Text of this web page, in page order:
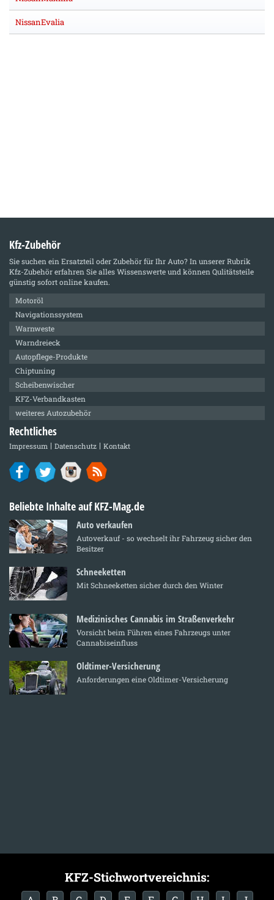
NissanEvalia
Kfz-Zubehör
Sie suchen ein Ersatzteil oder Zubehör für Ihr Auto? In unserer Rubrik
Kfz-Zubehörerfahren Sie alles Wissenswerte und können Qulitätsteile
günstig sofort online kaufen.
Motoröl
Navigationssystem
Warnweste
Warndreieck
Autopflege-Produkte
Chiptuning
Scheibenwischer
KFZ-Verbandkasten
weiteres Autozubehör
Rechtliches
Impressum Datenschutz Kontakt
Beliebte Inhalte auf KFZ-Mag.de
Auto verkaufen
Autoverkauf - so wechselt ihr Fahrzeug sicher den
Besitzer
Schneeketten
Mit Schneeketten sicher durch den Winter
Medizinisches Cannabis im Straßenverkehr
Vorsicht beim Führen eines Fahrzeugs unter
Cannabiseinfluss
Oldtimer-Versicherung
Anforderungen eine Oldtimer-Versicherung
KFZ-Stichwortvereichnis: